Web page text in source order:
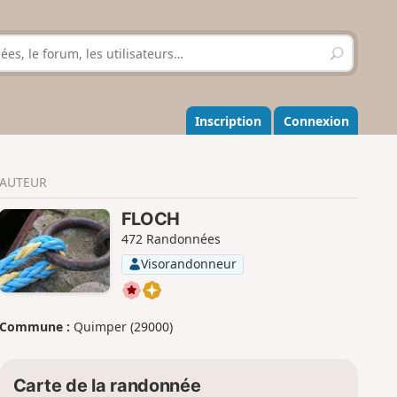
R
e
h
e
r
r
Inscription Connexion
AUTEUR
FLOCH
472 Randonnées
Visorandonneur
Commune : Quimper (29000)
Carte de la randonnée